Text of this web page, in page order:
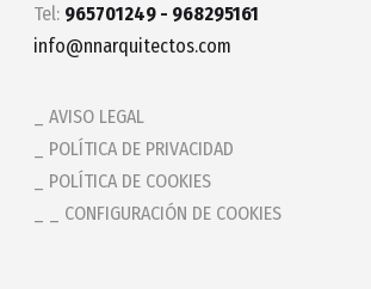
Tel: 965701249 - 968295161
info@nnarquitectos.com
AVISO LEGAL
POLÍTICA DE PRIVACIDAD
POLÍTICA DE COOKIES
_ CONFIGURACIÓN DE COOKIES